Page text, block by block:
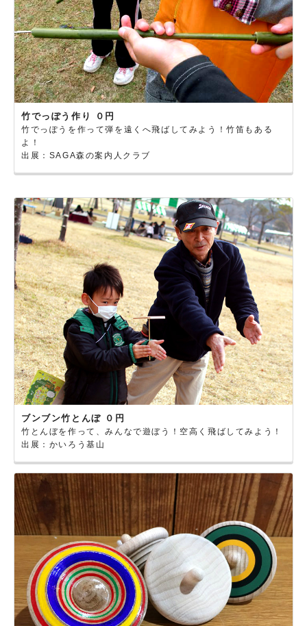
竹でっぽう作り ０円
竹でっぽうを作って弾を遠くへ飛ばしてみよう！竹笛もある
よ！
出展：SAGA森の案内人クラブ
ブンブン竹とんぼ ０円
竹とんぼを作って、みんなで遊ぼう！空高く飛ばしてみよう！
出展：かいろう基山